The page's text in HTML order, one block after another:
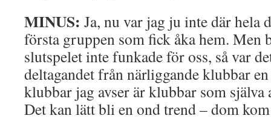
MINUS: Ja, nu var jag ju inte där hela
första gruppen som fick åka hem. Men
slutspelet inte funkade för oss, så var
deltagandet från närliggande klubbar
klubbar jag avser är klubbar som själva
Det kan lätt bli en ond trend – dom